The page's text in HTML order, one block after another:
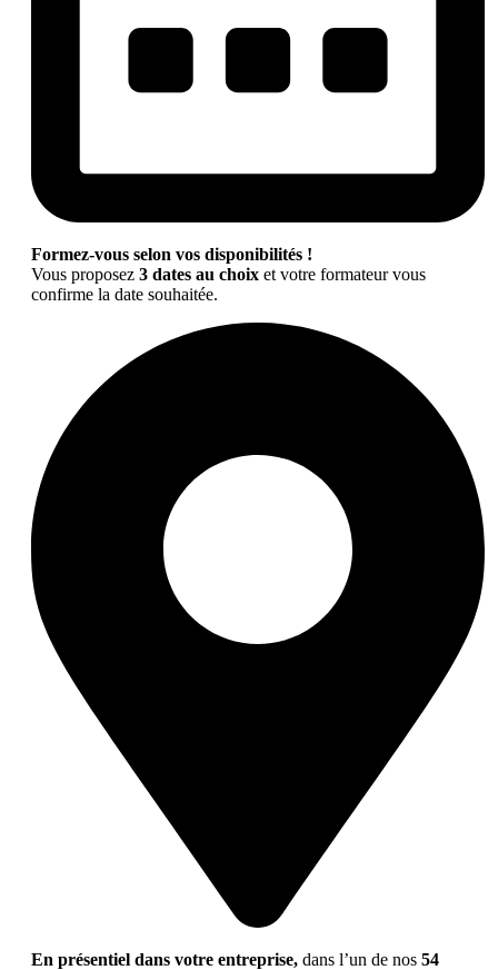
Formez-vous selon vos disponibilités !
Vous proposez 3 dates au choix et votre formateur vous
confirme la date souhaitée.
En présentiel dans votre entreprise, dans l’un de nos 54